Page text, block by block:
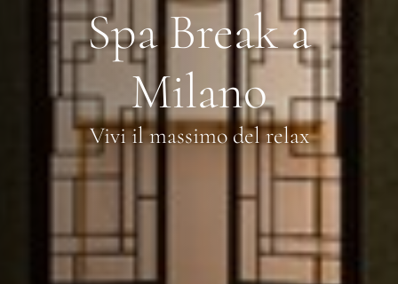
Spa Break a
Milano
Vivi il massimo del relax